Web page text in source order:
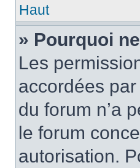
Haut
» Pourquoi
Les
accordées
du forum n’a
le forum
autorisation.